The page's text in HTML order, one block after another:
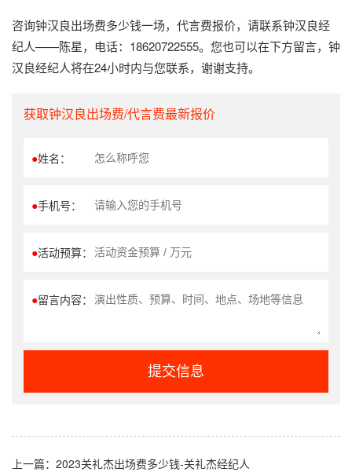
咨询钟汉良出场费多少钱一场，代言费报价，请联系钟汉良经
纪人——陈星，电话：18620722555。您也可以在下方留言，钟
汉良经纪人将在24小时内与您联系，谢谢支持。
获取钟汉良出场费/代言费最新报价
●姓名：
●手机号：
●活动预算：
●留言内容：
提交信息
上一篇： 2023关礼杰出场费多少钱-关礼杰经纪人